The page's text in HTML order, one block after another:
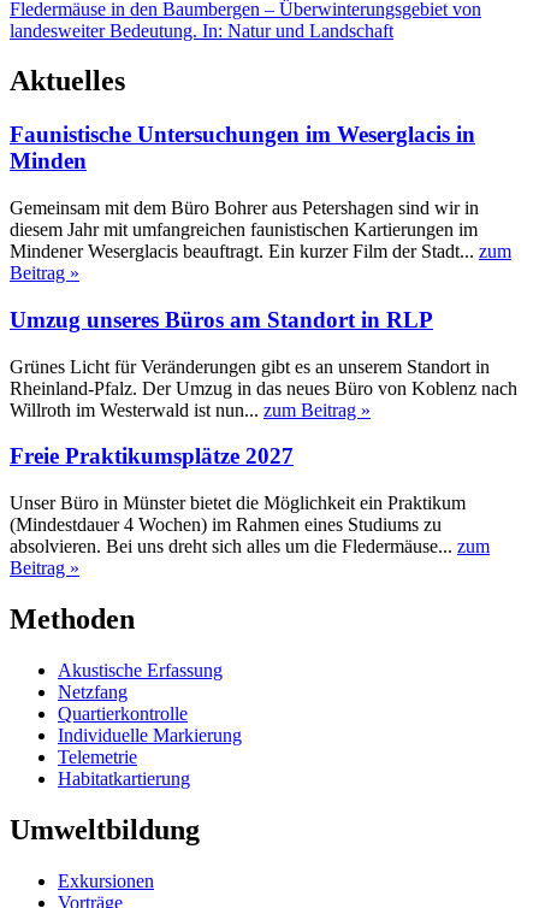
Fledermäuse in den Baumbergen – Überwinterungsgebiet von
landesweiter Bedeutung. In: Natur und Landschaft
Aktuelles
Faunistische Untersuchungen im Weserglacis in
Minden
Gemeinsam mit dem Büro Bohrer aus Petershagen sind wir in
diesem Jahr mit umfangreichen faunistischen Kartierungen im
Mindener Weserglacis beauftragt. Ein kurzer Film der Stadt... zum
Beitrag »
Umzug unseres Büros am Standort in RLP
Grünes Licht für Veränderungen gibt es an unserem Standort in
Rheinland-Pfalz. Der Umzug in das neues Büro von Koblenz nach
Willroth im Westerwald ist nun... zum Beitrag »
Freie Praktikumsplätze 2027
Unser Büro in Münster bietet die Möglichkeit ein Praktikum
(Mindestdauer 4 Wochen) im Rahmen eines Studiums zu
absolvieren. Bei uns dreht sich alles um die Fledermäuse... zum
Beitrag »
Methoden
Akustische Erfassung
Netzfang
Quartierkontrolle
Individuelle Markierung
Telemetrie
Habitatkartierung
Umweltbildung
Exkursionen
Vorträge